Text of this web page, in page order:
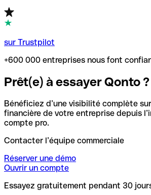
sur Trustpilot
+600 000 entreprises nous font
Prêt(e) à essayer Qonto ?
Bénéficiez d’une visibilité complète
financière de votre entreprise depuis
compte pro.
Contacter l’équipe commerciale
Réserver une démo
Ouvrir un compte
Essayez gratuitement pendant 30